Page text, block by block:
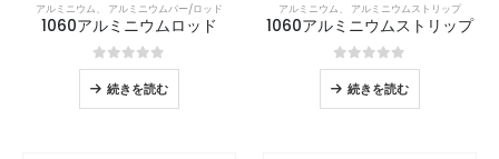
アルミニウム、 アルミニウムバー/ロッド
1060アルミニウムロッド
05つのうち
続きを読む
アルミニウム、 アルミニウムストリップ
1060アルミニウムストリップ
05つのうち
続きを読む